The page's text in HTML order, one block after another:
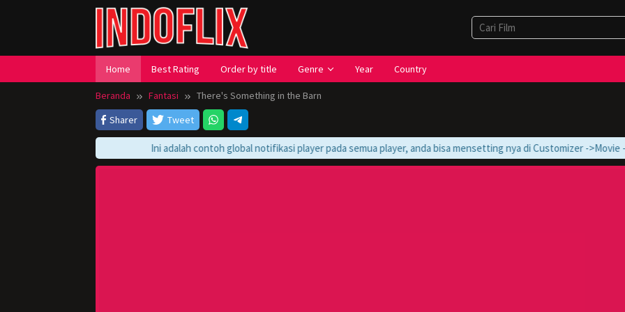
Home Best Rating Order by title Genre Year Country
Beranda Fantasi
There's Something in the Barn
Sharer
Tweet
Ini adalah contoh global notifikasi player pada semua player, anda bisa mensetting nya di Customizer ->Movie ->